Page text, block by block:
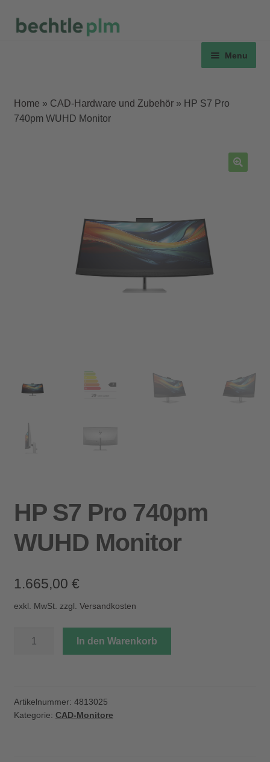
Skip
Skip
Menu
Home » CAD-Hardware und Zubehör» HP S7 Pro
740pm WUHD Monitor
HP S7 Pro 740pm
WUHD Monitor
1.665,00 €
exkl. MwSt. zzgl. Versandkosten
Monitor
In den Warenkorb
Artikelnummer: 4813025
Kategorie: CAD-Monitore